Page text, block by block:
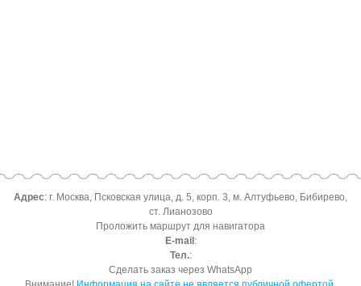
Адрес: г. Москва, Псковская улица, д. 5, корп. 3, м. Алтуфьево, Бибирево,
ст. Лианозово
Проложить маршрут для навигатора
E-mail :
Тел.:
Сделать заказ через WhatsApp